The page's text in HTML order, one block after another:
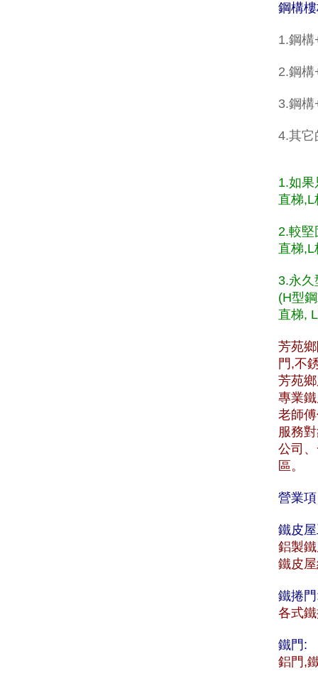
鋼構
1.鋼
2.鋼構
3.鋼
4.其它
1.如
直梯
2.較堅
直梯
3.永久
(H型
直梯,
芳苑
門,不
芳苑
專業
老師
服務
公司
區。
營業
鐵皮
鋁製
鐵皮
鐵捲
各式
鐵門:
鋁門,